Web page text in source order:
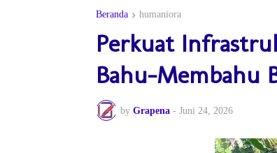
Beranda humaniora
Perkuat
Bahu-Membahu
by Grapena - Juni 24, 2026